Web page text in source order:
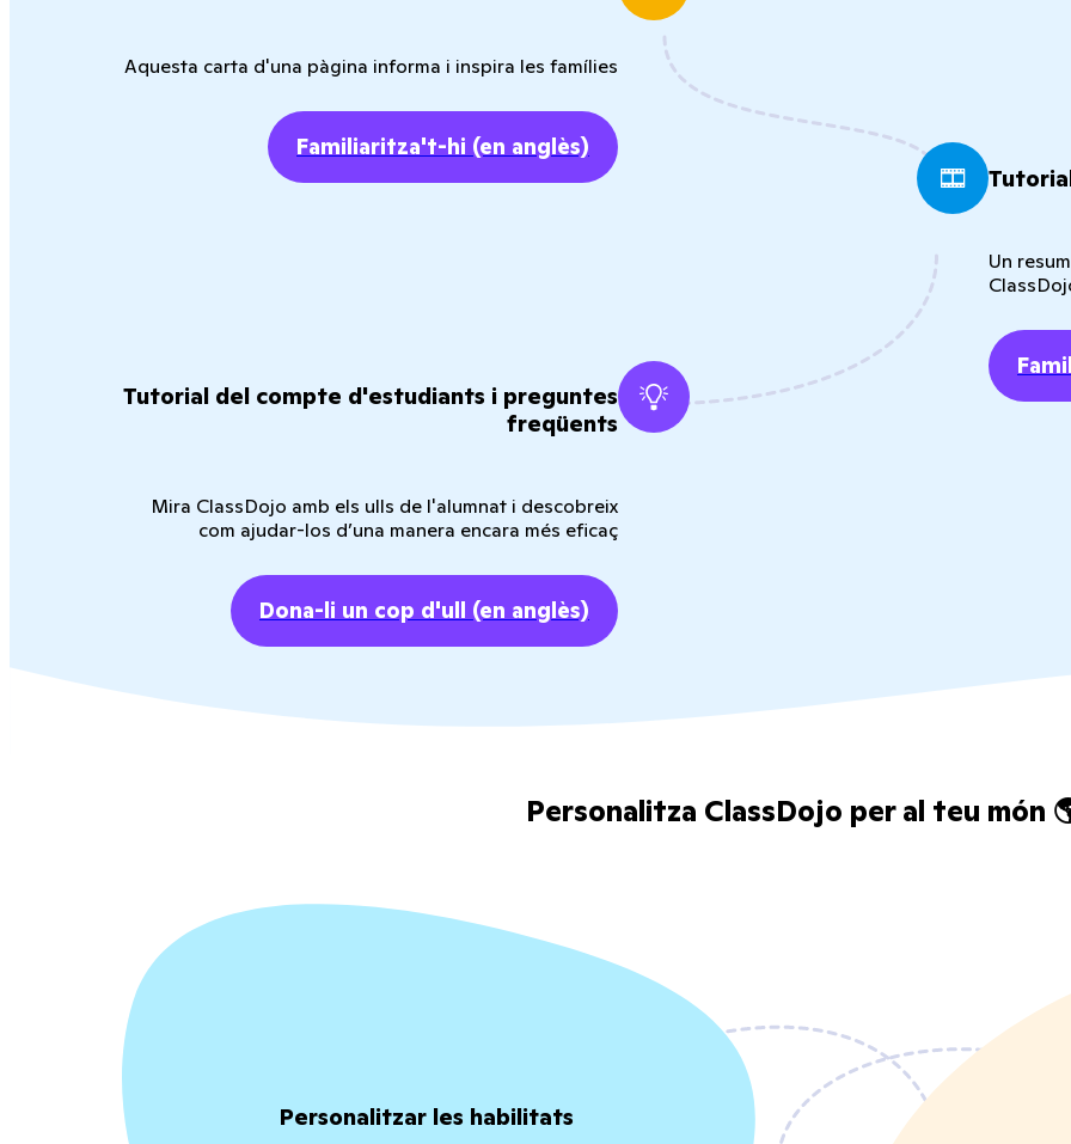
Aquesta carta d'una pàgina informa i inspira les famílies
Familiaritza't-hi (en anglès)
Un
Tutorial del compte d'estudiants i preguntes
freqüents
Mira ClassDojo amb els ulls de l'alumnat i descobreix
com ajudar-los d’una manera encara més eficaç
Dona-li un cop d'ull (en anglès)
Personalitza ClassDojo per al teu món
Personalitzar les habilitats